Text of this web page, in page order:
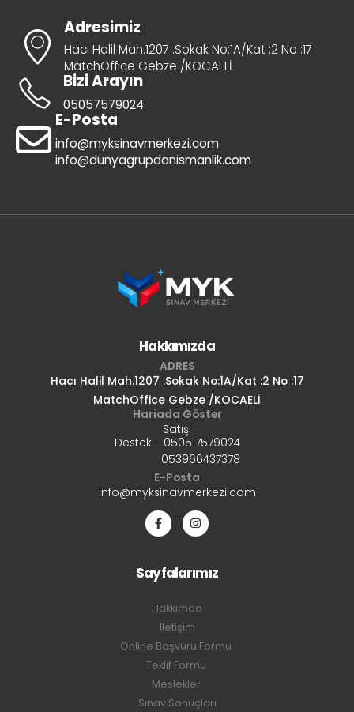
Adresimiz
Hacı Halil Mah.1207 .Sokak No:1A/Kat :2 No :17
MatchOffice Gebze /KOCAELİ
Bizi Arayın
05057579024
E-Posta
info@myksinavmerkezi.com
info@dunyagrupdanismanlik.com
Hakkımızda
ADRES
Hacı Halil Mah.1207 .Sokak No:1A/Kat :2 No :17
MatchOffice Gebze /KOCAELİ
Hariada Göster
Satış:
Destek : 0505 7579024
053966437378
E-Posta
info@myksinavmerkezi.com
Sayfalarımız
Hakkımda
İletişim
Online Başvuru Formu
Teklif Formu
Meslekler
Sınav Sonuçları